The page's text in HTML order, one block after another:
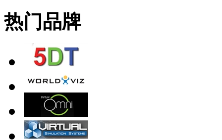
热门品牌